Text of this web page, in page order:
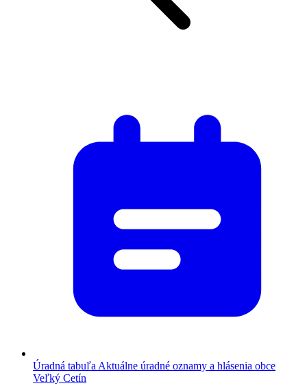
Úradná tabuľa Aktuálne úradné oznamy a hlásenia obce
Veľký Cetín